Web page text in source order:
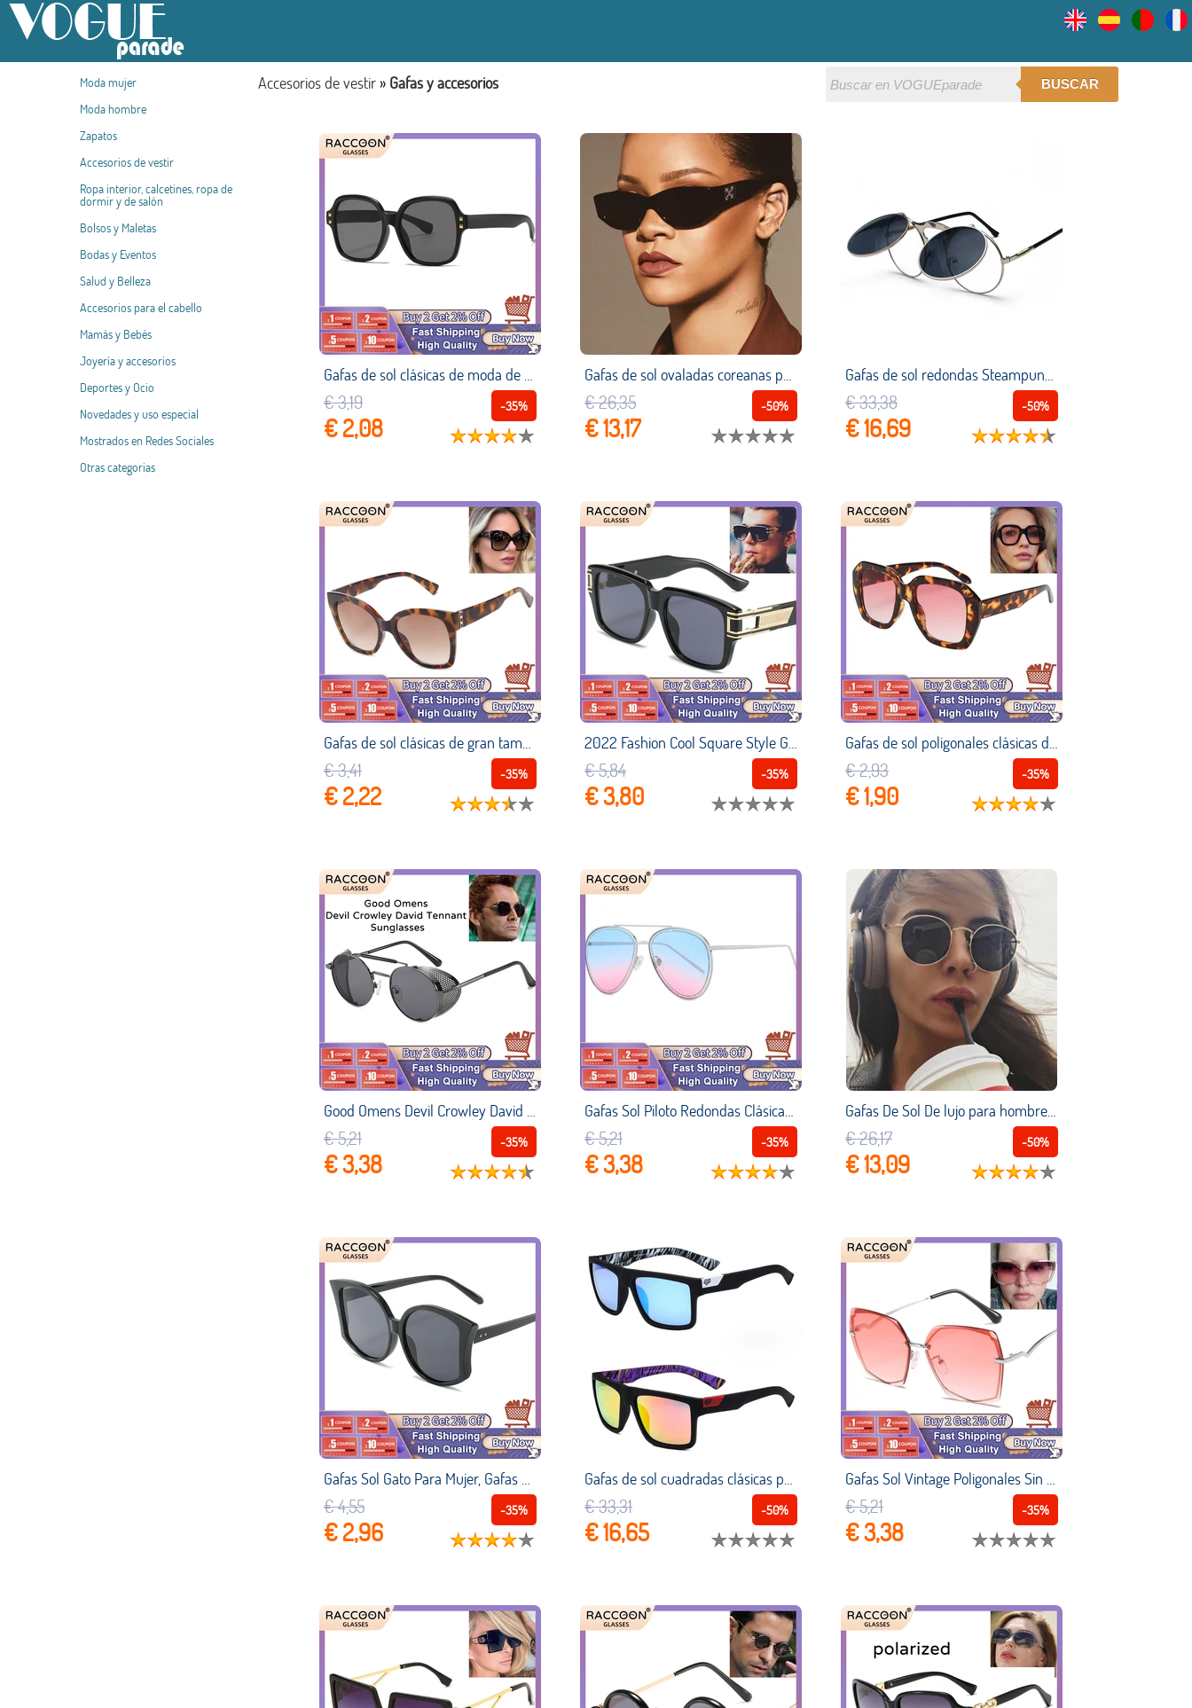
Moda mujer
Moda hombre
Zapatos
Accesorios de vestir
Ropa interior, calcetines, ropa de
dormir y de salón
Bolsos y Maletas
Bodas y Eventos
Salud y Belleza
Accesorios para el cabello
Mamás y Bebés
Joyería y accesorios
Deportes y Ocio
Novedades y uso especial
Mostrados en Redes Sociales
Otras categorias
BUSCAR
Accesorios de vestir » Gafas y accesorios
Gafas de sol clásicas de moda de gran tamaño 2022 para mujer, gafas de remache Vintage para hombre, gafas de compras de Street Beat, gafas de espejo Retro Uv400 lentes niña vasos Venta al por mayor Sun Glasses Sunglass
-35%
€ 3,19
€ 2,08
Gafas de sol ovaladas coreanas para hombre y mujer, lentes de diseñador de marca de lujo, a la moda, novedad de 2021
-50%
€ 26,35
€ 13,17
Gafas de sol redondas Steampunk para hombre y mujer, lentes de sol circulares de doble lente con tapa de Metal, Estilo Vintage, 2021
-50%
€ 33,38
€ 16,69
Gafas de sol clásicas de gran tamaño a la moda para mujer, gafas de sol con remaches Vintage para hombre, gafas de compras, espejo Retro, sombras Uv400 lentes niña vasos Venta al por mayor Sun Glasses Sunglasses Dropsh
-35%
€ 3,41
€ 2,22
2022 Fashion Cool Square Style Grandmaster Two Gradient Gafas Sol Hombres Vintage Classic Brand Design Gafas Sol Sombras Gafas Lentes Mujer Niña Vasos Venta Por Mayor Sun Glasses Sunglasses Dropshipping Wholes
-35%
€ 5,84
€ 3,80
Gafas de sol poligonales clásicas de moda de gran tamaño para mujer, gafas de sol con montura grande Vintage, gafas de sol para hombre, espejo de compras, sombras Retro lentes niña vasos Venta al por mayor Sun Glasses
-35%
€ 2,93
€ 1,90
Good Omens Devil Crowley David Tennant Gafas Sol Marco Retro Vintage Metal Redondo Punk Gafas Hombres Cosplay Accesorios Gafas Mujeres Lentes Niña Vasos Venta Por Mayor Sun Glasses Sunglasses Dropshipping Wholesa
-35%
€ 5,21
€ 3,38
Gafas Sol Piloto Redondas Clásicas Vintage Para Mujer Y Hombre, Lente Cristal, Gradiente, Espejo, Protección Uv400, Gafas Alta Calidad Lentes Niña Vasos Venta Por Mayor Sun Glasses Sunglasses Dropshippin
-35%
€ 5,21
€ 3,38
Gafas De Sol De lujo para hombre y mujer, lentes De Sol redondas clásicas con espejo, De marca De diseñador, Estilo vintage, UV400, 2021, novedad De 2021
-50%
€ 26,17
€ 13,09
Gafas Sol Gato Para Mujer, Gafas Sol Gran Tamaño Para Hombre, Montura Transparente Degradada, Gafas Sol Retro Grandes Vintage, Gafas Para Mujer Lentes Niña Vasos Venta Por Mayor Sun Glasses Sunglasses
-35%
€ 4,55
€ 2,96
Gafas de sol cuadradas clásicas para hombre y mujer, lentes de sol cuadradas clásicas de gran tamaño para deportes, viajes, pesca al aire libre, coloridas, Uv400, 2021
-50%
€ 33,31
€ 16,65
Gafas Sol Vintage Poligonales Sin Montura Corte Para Mujer 2022 Nueva Moda Polygon Ocean Gradient Lens Gafas Sol Femeninas Sombras Uv400 Lentes Hombre Niña Vasos Venta Por Mayor Sun Glasses Sunglasses Drops
-35%
€ 5,21
€ 3,38